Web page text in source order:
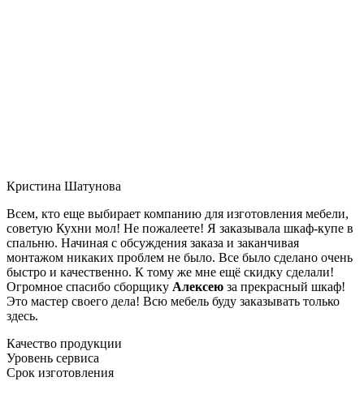
Кристина Шатунова
Всем, кто еще выбирает компанию для изготовления мебели,
советую Кухни мол! Не пожалеете! Я заказывала шкаф-купе в
спальню. Начиная с обсуждения заказа и заканчивая
монтажом никаких проблем не было. Все было сделано очень
быстро и качественно. К тому же мне ещё скидку сделали!
Огромное спасибо сборщику Алексею за прекрасный шкаф!
Это мастер своего дела! Всю мебель буду заказывать только
здесь.
Качество продукции
Уровень сервиса
Срок изготовления